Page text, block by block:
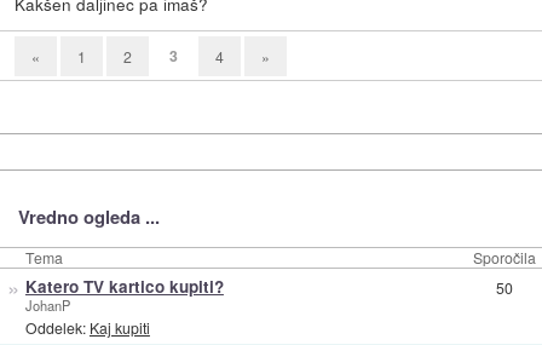
« 1 2 3 4 »
Vredno ogleda ...
Tema Sporočila
» Katero TV kartico kupiti?
JohanP
Oddelek: Kaj kupiti
50